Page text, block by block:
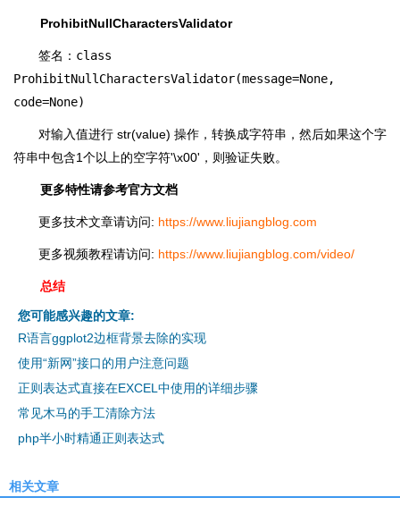
ProhibitNullCharactersValidator
签名： class
ProhibitNullCharactersValidator(message=None,
code=None)
对输入值进行 str(value) 操作，转换成字符串，然后如果这个字
符串中包含1个以上的空字符'\x00'，则验证失败。
更多特性请参考官方文档
更多技术文章请访问: https://www.liujiangblog.com
更多视频教程请访问: https://www.liujiangblog.com/video/
总结
您可能感兴趣的文章:
R语言ggplot2边框背景去除的实现
使用“新网”接口的用户注意问题
正则表达式直接在EXCEL中使用的详细步骤
常见木马的手工清除方法
php半小时精通正则表达式
相关文章